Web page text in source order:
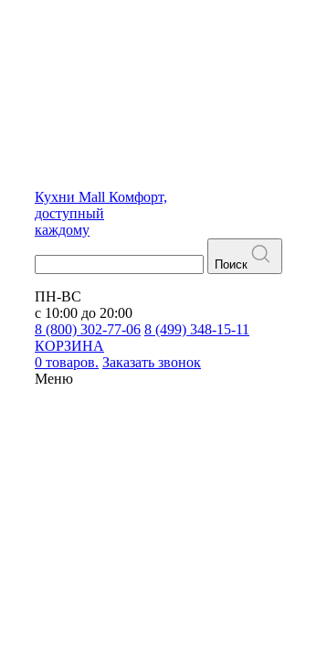
Кухни Mall Комфорт,
доступный
каждому
Поиск
ПН-ВС
с 10:00 до 20:00
8 (800) 302-77-06 8 (499) 348-15-11
КОРЗИНА
0 товаров. Заказать звонок
Меню